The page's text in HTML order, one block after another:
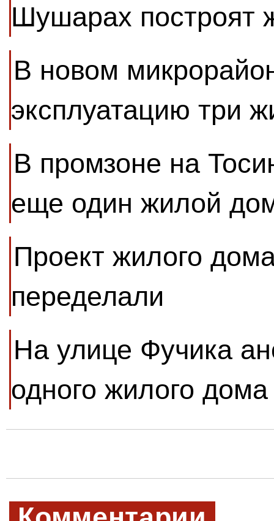
Шушарах построят
В новом
эксплуатацию три
В промзоне на
еще один жилой
Проект жилого
переделали
На улице Фучика
одного жилого